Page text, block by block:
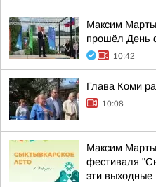
Максим
прошёл День
10:42
Глава Коми
10:08
Максим
фестиваля
эти выходные